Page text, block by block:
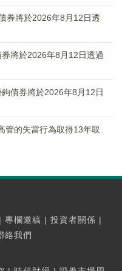
券將於2026年8月12日透
將於2026年8月12日透過
債券將於2026年8月12日
管的失當行為取得13年取
| 專欄邀稿 | 投資者關係 |
絡我們